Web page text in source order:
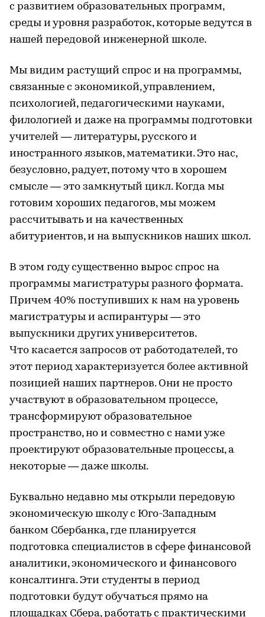
с развитием образовательных программ,
среды и уровня разработок, которые ведутся в
нашей передовой инженерной школе.
Мы видим растущий спрос и на программы,
связанные с экономикой, управлением,
психологией, педагогическими науками,
филологией и даже на программы подготовки
учителей — литературы, русского и
иностранного языков, математики. Это нас,
безусловно, радует, потому что в хорошем
смысле — это замкнутый цикл. Когда мы
готовим хороших педагогов, мы можем
рассчитывать и на качественных
абитуриентов, и на выпускников наших школ.
В этом году существенно вырос спрос на
программы магистратуры разного формата.
Причем 40% поступивших к нам на уровень
магистратуры и аспирантуры — это
выпускники других университетов.
Что касается запросов от работодателей, то
этот период характеризуется более активной
позицией наших партнеров. Они не просто
участвуют в образовательном процессе,
трансформируют образовательное
пространство, но и совместно с нами уже
проектируют образовательные процессы, а
некоторые — даже школы.
Буквально недавно мы открыли передовую
экономическую школу с Юго-Западным
банком Сбербанка, где планируется
подготовка специалистов в сфере финансовой
аналитики, экономического и финансового
консалтинга. Эти студенты в период
подготовки будут обучаться прямо на
площадках Сбера, работать с практическими